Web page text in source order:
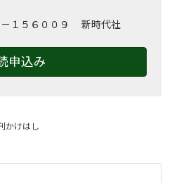
１５６００９ 新時代社
申込み
かけはし